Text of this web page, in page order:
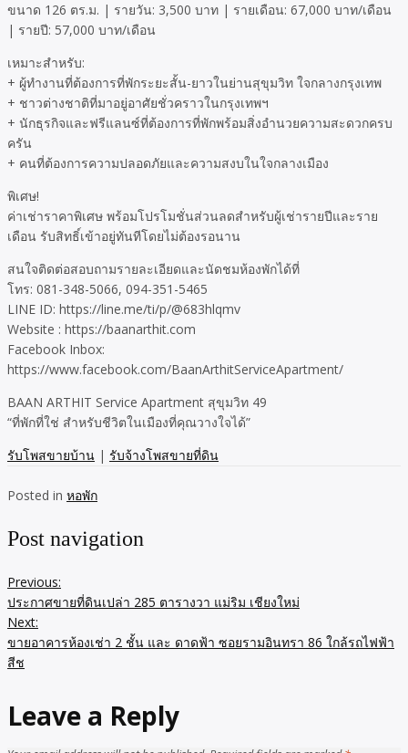
ขนาด 126 ตร.ม. | รายวัน: 3,500 บาท | รายเดือน: 67,000 บาท/เดือน
| รายปี: 57,000 บาท/เดือน
เหมาะสำหรับ:
+ ผู้ทำงานที่ต้องการที่พักระยะสั้น-ยาวในย่านสุขุมวิท ใจกลางกรุงเทพ
+ ชาวต่างชาติที่มาอยู่อาศัยชั่วคราวในกรุงเทพฯ
+ นักธุรกิจและฟรีแลนซ์ที่ต้องการที่พักพร้อมสิ่งอำนวยความสะดวกครบ
ครัน
+ คนที่ต้องการความปลอดภัยและความสงบในใจกลางเมือง
พิเศษ!
ค่าเช่าราคาพิเศษ พร้อมโปรโมชั่นส่วนลดสำหรับผู้เช่ารายปีและราย
เดือน รับสิทธิ์เข้าอยู่ทันทีโดยไม่ต้องรอนาน
สนใจติดต่อสอบถามรายละเอียดและนัดชมห้องพักได้ที่
โทร: 081-348-5066, 094-351-5465
LINE ID: https://line.me/ti/p/@683hlqmv
Website : https://baanarthit.com
Facebook Inbox:
https://www.facebook.com/BaanArthitServiceApartment/
BAAN ARTHIT Service Apartment สุขุมวิท 49
“ที่พักที่ใช่ สำหรับชีวิตในเมืองที่คุณวางใจได้”
รับโพสขายบ้าน | รับจ้างโพสขายที่ดิน
Posted in หอพัก
Post navigation
Previous:
ประกาศขายที่ดินเปล่า 285 ตารางวา แม่ริม เชียงใหม่
Next:
ขายอาคารห้องเช่า 2 ชั้น และ ดาดฟ้า ซอยรามอินทรา 86 ใกล้รถไฟฟ้า
สีช
Leave a Reply